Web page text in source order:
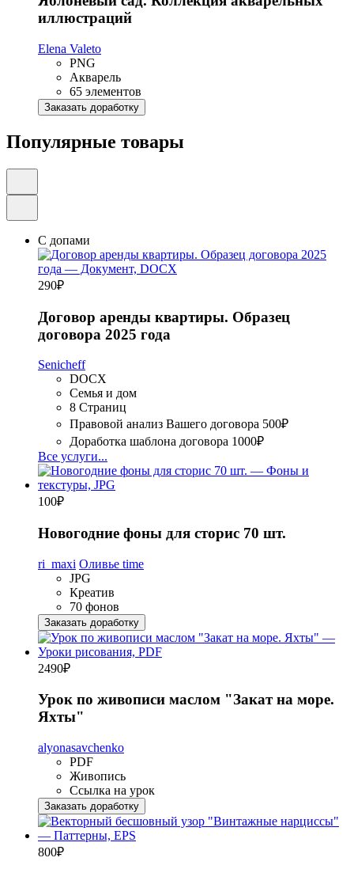
иллюстраций
Elena Valeto
PNG
Акварель
65 элементов
Заказать доработку
Популярные товары
С допами
290₽
Договор аренды квартиры. Образец
договора 2025 года
Senicheff
DOCX
Семья и дом
8 Страниц
Правовой анализ Вашего договора 500₽
Доработка шаблона договора 1000₽
Все услуги...
100₽
Новогодние фоны для сторис 70 шт.
ri_maxi Оливье time
JPG
Креатив
70 фонов
Заказать доработку
2490₽
Урок по живописи маслом "Закат на море.
Яхты"
alyonasavchenko
PDF
Живопись
Ссылка на урок
Заказать доработку
800₽